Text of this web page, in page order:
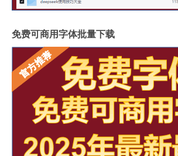
免费可商用字体批量下载